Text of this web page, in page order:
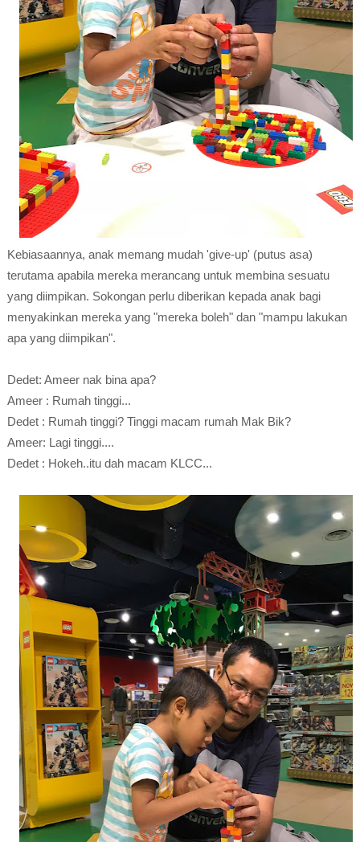
Kebiasaannya, anak memang mudah 'give-up' (putus asa)
terutama apabila mereka merancang untuk membina sesuatu
yang diimpikan. Sokongan perlu diberikan kepada anak bagi
menyakinkan mereka yang "mereka boleh" dan "mampu lakukan
apa yang diimpikan".
Dedet: Ameer nak bina apa?
Ameer : Rumah tinggi...
Dedet : Rumah tinggi? Tinggi macam rumah Mak Bik?
Ameer: Lagi tinggi....
Dedet : Hokeh..itu dah macam KLCC...